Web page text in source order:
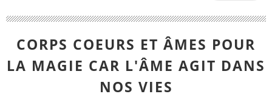
CORPS COEURS ET ÂMES POUR
LA MAGIE CAR L'ÂME AGIT DANS
NOS VIES